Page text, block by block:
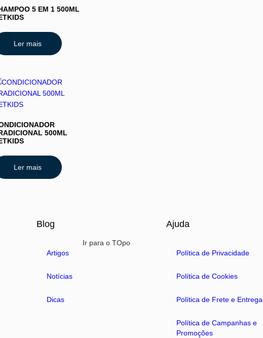
5 EM 1 500ML
Ler mais
500ML
Ler mais
Ir para o TOpo
Blog
Artigos
Notícias
Dicas
Ajuda
Política de Privacidade
Política de Cookies
Política de Frete e Entrega
Política de Campanhas e
Promoções